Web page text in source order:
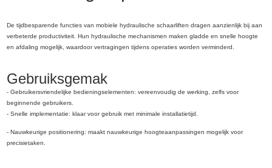
De tijdbesparende functies van mobiele hydraulische schaarliften dragen aanzienlijk bij aan
verbeterde productiviteit. Hun hydraulische mechanismen maken gladde en snelle hoogte
en afdaling mogelijk, waardoor vertragingen tijdens operaties worden verminderd.
Gebruiksgemak
- Gebruikersvriendelijke bedieningselementen: vereenvoudig de werking, zelfs voor
beginnende gebruikers.
- Snelle implementatie: klaar voor gebruik met minimale installatietijd.
- Nauwkeurige positionering: maakt nauwkeurige hoogteaanpassingen mogelijk voor
precisietaken.